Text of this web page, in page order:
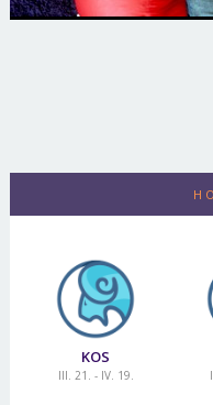
KOS
III. 21. - IV. 19.